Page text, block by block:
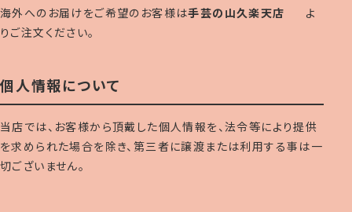
海外へのお届けをご希望のお客様は手芸の山久楽天店
よ
りご注文ください。
個人情報について
当店では、お客様から頂戴した個人情報を、法令等により提供
を求められた場合を除き、第三者に譲渡または利用する事は一
切ございません。